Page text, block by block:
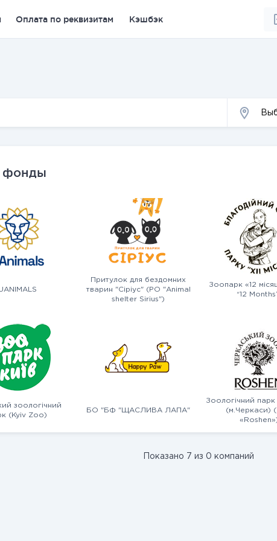
Оплата по реквизитам Кэшбэк
фонды
Притулок для бездомних
тварин "Сіріус" (PO "Animal
shelter Sirius")
Зоопарк «12
“12
зоологічний
(Kyiv Zoo)
БО "БФ "ЩАСЛИВА ЛАПА"
Зоологічний
(м.Черкаси)
Показано 7 из 0 компаний